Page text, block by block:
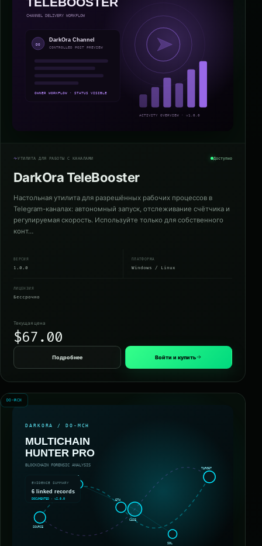
УТИЛИТА ДЛЯ РАБОТЫ С КАНАЛАМИ Доступно
DarkOra TeleBooster
Настольная утилита для разрешённых рабочих процессов в
Telegram-каналах: автономный запуск, отслеживание счётчика и
регулируемая скорость. Используйте только для собственного
конт…
ВЕРСИЯ
1.0.0
ПЛАТФОРМА
Windows / Linux
ЛИЦЕНЗИЯ
Бессрочно
Текущая цена
$67.00
Подробнее Войти и купить
DO-MCH